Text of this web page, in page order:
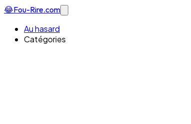
😂Fou-Rire.com
Au hasard
Catégories